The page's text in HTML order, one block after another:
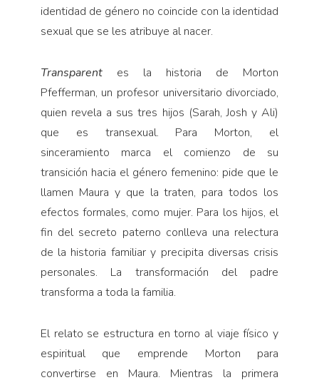
Sociedad
Turismo accidental
Voces y lecturas
identidad de género no coincide con la identidad
sexual que se les atribuye al nacer.
Transparent es la historia de Morton
Pfefferman, un profesor universitario divorciado,
quien revela a sus tres hijos (Sarah, Josh y Ali)
que es transexual. Para Morton, el
sinceramiento marca el comienzo de su
transición hacia el género femenino: pide que le
llamen Maura y que la traten, para todos los
efectos formales, como mujer. Para los hijos, el
fin del secreto paterno conlleva una relectura
de la historia familiar y precipita diversas crisis
personales. La transformación del padre
transforma a toda la familia.
El relato se estructura en torno al viaje físico y
espiritual que emprende Morton para
convertirse en Maura. Mientras la primera